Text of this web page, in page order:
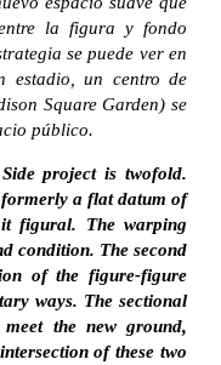
la figura y fondo
se puede ver en
estadio, un centro de
Square Garden) se
espacio público.
project is twofold.
a flat datum of
figural. The warping
condition. The second
of the figure-figure
ways. The sectional
the new ground,
of these two